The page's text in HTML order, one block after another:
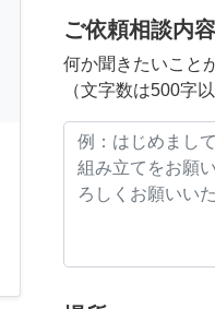
ご依頼相談内容
何か聞きたいこと
（文字数は500字以